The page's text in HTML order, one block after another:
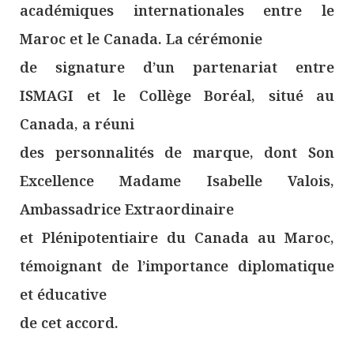
académiques internationales entre le
Maroc et le Canada. La cérémonie
de signature d’un partenariat entre
ISMAGI et le Collège Boréal, situé au
Canada, a réuni
des personnalités de marque, dont Son
Excellence Madame Isabelle Valois,
Ambassadrice Extraordinaire
et Plénipotentiaire du Canada au Maroc,
témoignant de l’importance diplomatique
et éducative
de cet accord.